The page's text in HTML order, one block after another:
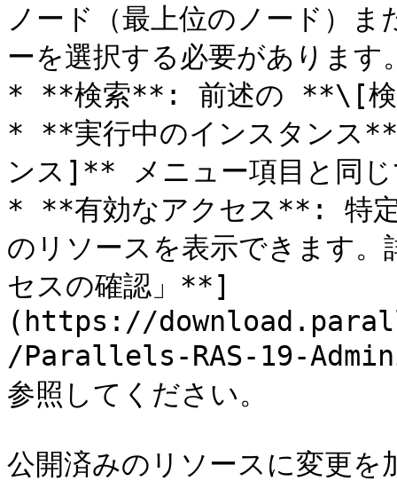
ノード（最上位のノード）
ーを選択する必要があります
* **検索**: 前述の **\[検
* **実行中のインスタンス
ンス]** メニュー項目と同じ
* **有効なアクセス**: 特定
のリソースを表示できます
セスの確認」**]
(https://
/Parallels-RAS-19-
参照してください。
公開済みのリソースに変